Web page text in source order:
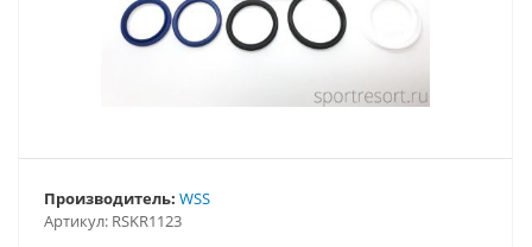
Артикул: RSKR1123
Производитель: WSS